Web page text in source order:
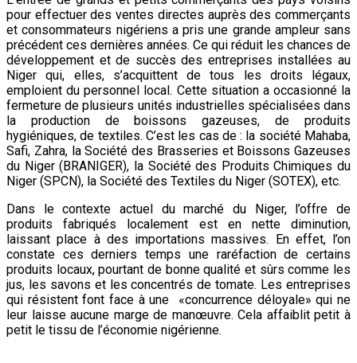
pour effectuer des ventes directes auprès des commerçants
et consommateurs nigériens a pris une grande ampleur sans
précédent ces dernières années. Ce qui réduit les chances de
développement et de succès des entreprises installées au
Niger qui, elles, s’acquittent de tous les droits légaux,
emploient du personnel local. Cette situation a occasionné la
fermeture de plusieurs unités industrielles spécialisées dans
la production de boissons gazeuses, de produits
hygiéniques, de textiles. C’est les cas de : la société Mahaba,
Safi, Zahra, la Société des Brasseries et Boissons Gazeuses
du Niger (BRANIGER), la Société des Produits Chimiques du
Niger (SPCN), la Société des Textiles du Niger (SOTEX), etc.
Dans le contexte actuel du marché du Niger, l’offre de
produits fabriqués localement est en nette diminution,
laissant place à des importations massives. En effet, l’on
constate ces derniers temps une raréfaction de certains
produits locaux, pourtant de bonne qualité et sûrs comme les
jus, les savons et les concentrés de tomate. Les entreprises
qui résistent font face à une «concurrence déloyale» qui ne
leur laisse aucune marge de manœuvre. Cela affaiblit petit à
petit le tissu de l’économie nigérienne.